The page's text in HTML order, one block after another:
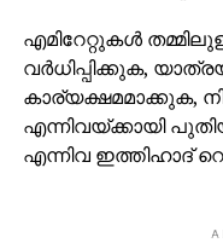
എമിറേറ്റുകള്‍
വര്‍ധിപ്പിക്കുക,
കാര്യക്ഷമമാക്കുക,
എന്നിവയ്ക്കായി
എന്നിവ ഇത്തിഹാദ്